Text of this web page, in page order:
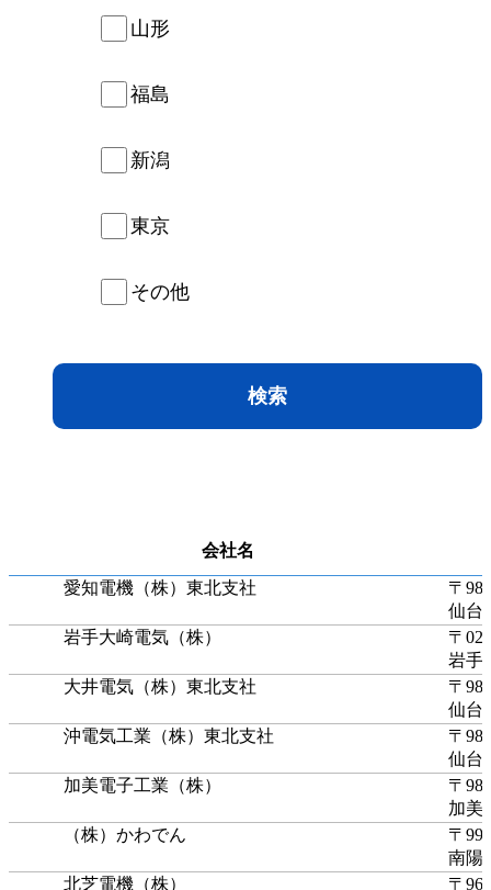
山形
福島
新潟
東京
その他
会社名
愛知電機（株）東北支社
〒
仙台
岩手大崎電気（株）
〒
岩手
大井電気（株）東北支社
〒
仙台
沖電気工業（株）東北支社
〒
仙台
加美電子工業（株）
〒
加美
（株）かわでん
〒
南陽
北芝電機（株）
〒